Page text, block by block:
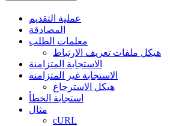
عملية التقديم
المصادقة
معلمات الطلب
هيكل ملفات تعريف الارتباط
الاستجابة المتزامنة
الاستجابة غير المتزامنة
هيكل الاسترجاع
استجابة الخطأ
مثال
cURL